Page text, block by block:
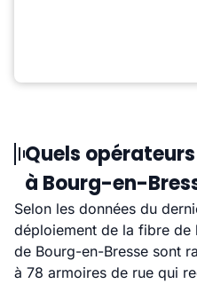
Quels
à Bourg-en-
Selon les données du
déploiement de la fibre de
de Bourg-en-Bresse sont
à 78 armoires de rue qui